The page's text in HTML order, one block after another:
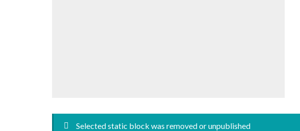
Selected static block was removed or unpublished